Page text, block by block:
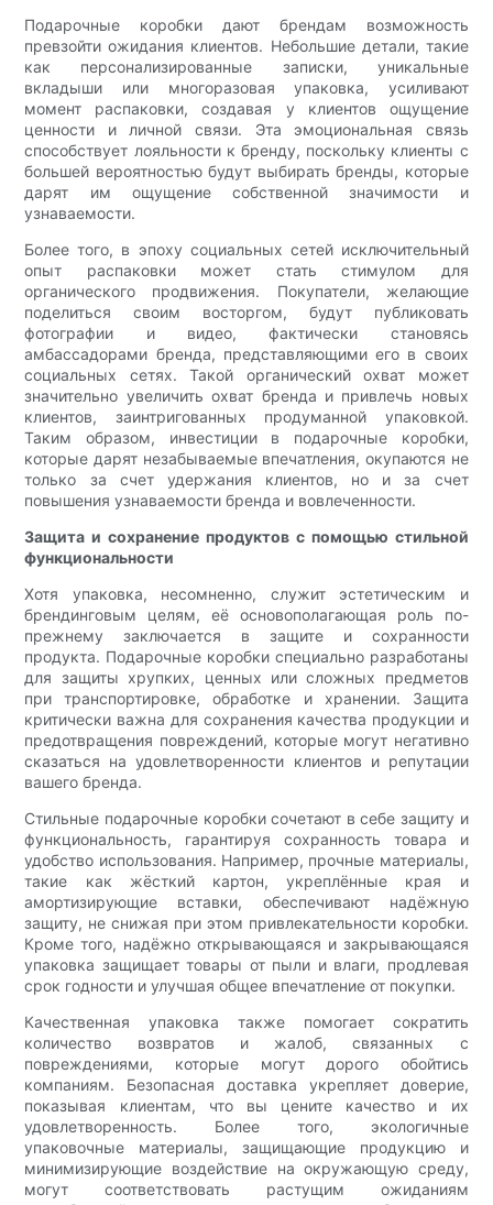
Подарочные коробки дают брендам возможность
превзойти ожидания клиентов. Небольшие детали, такие
как персонализированные записки, уникальные
вкладыши или многоразовая упаковка, усиливают
момент распаковки, создавая у клиентов ощущение
ценности и личной связи. Эта эмоциональная связь
способствует лояльности к бренду, поскольку клиенты с
большей вероятностью будут выбирать бренды, которые
дарят им ощущение собственной значимости и
узнаваемости.
Более того, в эпоху социальных сетей исключительный
опыт распаковки может стать стимулом для
органического продвижения. Покупатели, желающие
поделиться своим восторгом, будут публиковать
фотографии и видео, фактически становясь
амбассадорами бренда, представляющими его в своих
социальных сетях. Такой органический охват может
значительно увеличить охват бренда и привлечь новых
клиентов, заинтригованных продуманной упаковкой.
Таким образом, инвестиции в подарочные коробки,
которые дарят незабываемые впечатления, окупаются не
только за счет удержания клиентов, но и за счет
повышения узнаваемости бренда и вовлеченности.
Защита и сохранение продуктов с помощью стильной
функциональности
Хотя упаковка, несомненно, служит эстетическим и
брендинговым целям, её основополагающая роль по-
прежнему заключается в защите и сохранности
продукта. Подарочные коробки специально разработаны
для защиты хрупких, ценных или сложных предметов
при транспортировке, обработке и хранении. Защита
критически важна для сохранения качества продукции и
предотвращения повреждений, которые могут негативно
сказаться на удовлетворенности клиентов и репутации
вашего бренда.
Стильные подарочные коробки сочетают в себе защиту и
функциональность, гарантируя сохранность товара и
удобство использования. Например, прочные материалы,
такие как жёсткий картон, укреплённые края и
амортизирующие вставки, обеспечивают надёжную
защиту, не снижая при этом привлекательности коробки.
Кроме того, надёжно открывающаяся и закрывающаяся
упаковка защищает товары от пыли и влаги, продлевая
срок годности и улучшая общее впечатление от покупки.
Качественная упаковка также помогает сократить
количество возвратов и жалоб, связанных с
повреждениями, которые могут дорого обойтись
компаниям. Безопасная доставка укрепляет доверие,
показывая клиентам, что вы цените качество и их
удовлетворенность. Более того, экологичные
упаковочные материалы, защищающие продукцию и
минимизирующие воздействие на окружающую среду,
могут соответствовать растущим ожиданиям